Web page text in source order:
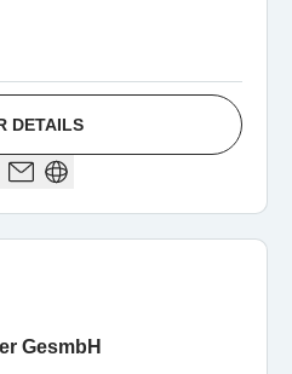
DETAILS
GesmbH